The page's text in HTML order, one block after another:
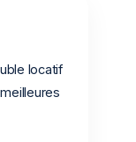
locatif